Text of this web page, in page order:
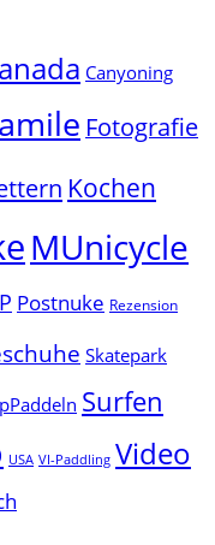
Canyoning
Fotografie
Kochen
MUnicycle
Postnuke Rezension
Skatepark
Surfen
USA VI-Paddling Video